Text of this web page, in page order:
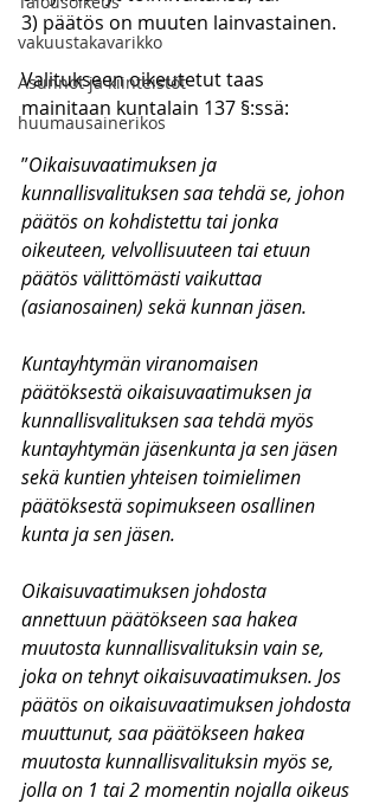
vakuustakavarikko
Asunnot ja kiinteistöt
huumausainerikos
3) päätös on muuten lainvastainen.
Valitukseen oikeutetut taas
mainitaan kuntalain 137 §:ssä:
”Oikaisuvaatimuksen ja
kunnallisvalituksen saa tehdä se, johon
päätös on kohdistettu tai jonka
oikeuteen, velvollisuuteen tai etuun
päätös välittömästi vaikuttaa
(asianosainen) sekä kunnan jäsen.
Kuntayhtymän viranomaisen
päätöksestä oikaisuvaatimuksen ja
kunnallisvalituksen saa tehdä myös
kuntayhtymän jäsenkunta ja sen jäsen
sekä kuntien yhteisen toimielimen
päätöksestä sopimukseen osallinen
kunta ja sen jäsen.
Oikaisuvaatimuksen johdosta
annettuun päätökseen saa hakea
muutosta kunnallisvalituksin vain se,
joka on tehnyt oikaisuvaatimuksen. Jos
päätös on oikaisuvaatimuksen johdosta
muuttunut, saa päätökseen hakea
muutosta kunnallisvalituksin myös se,
jolla on 1 tai 2 momentin nojalla oikeus